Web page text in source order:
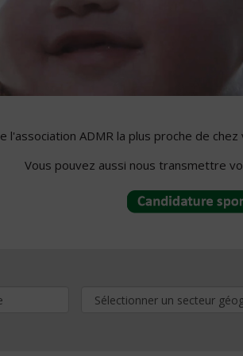
l'association ADMR la plus proche de
Vous pouvez aussi nous transmettre